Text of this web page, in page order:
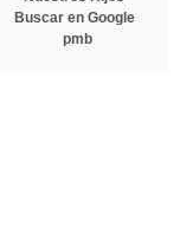
Buscar en Google
pmb